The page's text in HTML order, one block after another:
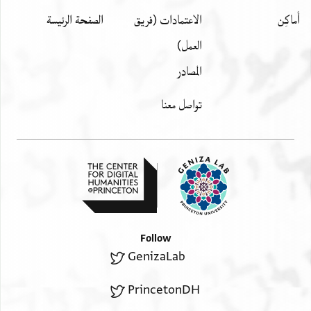
أَماكِن
الاعتمادات (فريق
العمل)
المصادر
تواصل معنا
الصفحة الرئيسة
Follow
GenizaLab
PrincetonDH